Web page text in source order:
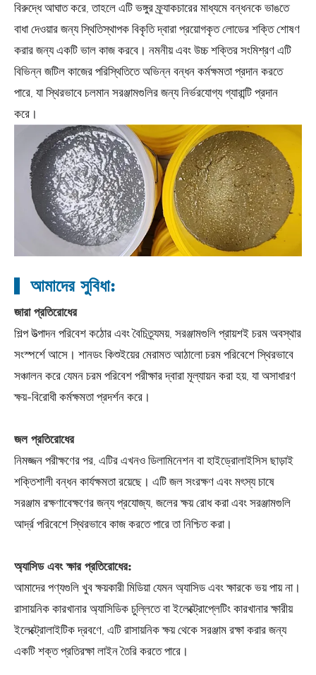
বিরুদ্ধে আঘাত করে, তাহলে এটি ভঙ্গুর ফ্র্যাকচারের মাধ্যমে বন্ধনকে ভাঙতে
বাধা দেওয়ার জন্য স্থিতিস্থাপক বিকৃতি দ্বারা প্রয়োগকৃত লোডের শক্তি শোষণ
করার জন্য একটি ভাল কাজ করবে। নমনীয় এবং উচ্চ শক্তির সংমিশ্রণ এটি
বিভিন্ন জটিল কাজের পরিস্থিতিতে অভিন্ন বন্ধন কর্মক্ষমতা প্রদান করতে
পারে, যা স্থিরভাবে চলমান সরঞ্জামগুলির জন্য নির্ভরযোগ্য গ্যারান্টি প্রদান
করে।
আমাদের সুবিধা:
জারা প্রতিরোধের
শিল্প উত্পাদন পরিবেশ কঠোর এবং বৈচিত্র্যময়, সরঞ্জামগুলি প্রায়শই চরম অবস্থার
সংস্পর্শে আসে। শানডং কিশুইয়ের মেরামত আঠালো চরম পরিবেশে স্থিরভাবে
সঞ্চালন করে যেমন চরম পরিবেশ পরীক্ষার দ্বারা মূল্যায়ন করা হয়, যা অসাধারণ
ক্ষয়-বিরোধী কর্মক্ষমতা প্রদর্শন করে।
জল প্রতিরোধের
নিমজ্জন পরীক্ষণের পর, এটির এখনও ডিলামিনেশন বা হাইড্রোলাইসিস ছাড়াই
শক্তিশালী বন্ধন কার্যক্ষমতা রয়েছে। এটি জল সংরক্ষণ এবং মৎস্য চাষে
সরঞ্জাম রক্ষণাবেক্ষণের জন্য প্রযোজ্য, জলের ক্ষয় রোধ করা এবং সরঞ্জামগুলি
আর্দ্র পরিবেশে স্থিরভাবে কাজ করতে পারে তা নিশ্চিত করা।
অ্যাসিড এবং ক্ষার প্রতিরোধের:
আমাদের পণ্যগুলি খুব ক্ষয়কারী মিডিয়া যেমন অ্যাসিড এবং ক্ষারকে ভয় পায় না।
রাসায়নিক কারখানার অ্যাসিডিক চুল্লিতে বা ইলেক্ট্রোপ্লেটিং কারখানার ক্ষারীয়
ইলেক্ট্রোলাইটিক দ্রবণে, এটি রাসায়নিক ক্ষয় থেকে সরঞ্জাম রক্ষা করার জন্য
একটি শক্ত প্রতিরক্ষা লাইন তৈরি করতে পারে।